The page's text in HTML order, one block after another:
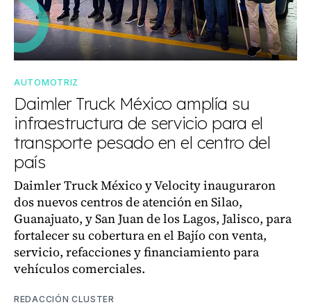
AUTOMOTRIZ
Daimler Truck México amplía su
infraestructura de servicio para el
transporte pesado en el centro del
país
Daimler Truck México y Velocity inauguraron
dos nuevos centros de atención en Silao,
Guanajuato, y San Juan de los Lagos, Jalisco, para
fortalecer su cobertura en el Bajío con venta,
servicio, refacciones y financiamiento para
vehículos comerciales.
REDACCIÓN CLUSTER